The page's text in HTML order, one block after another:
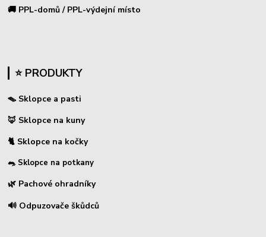
🚚 PPL-domů / PPL-výdejní místo
⭐ PRODUKTY
🪤 Sklopce a pasti
🦊 Sklopce na kuny
🐈 Sklopce na kočky
🐀 Sklopce na potkany
🌿 Pachové ohradníky
🔊 Odpuzovače škůdců